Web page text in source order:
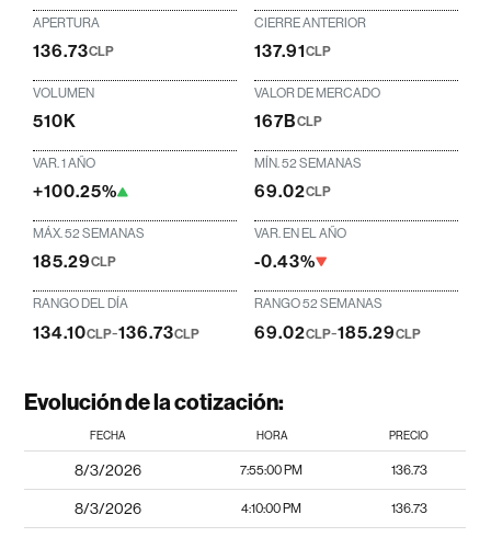
APERTURA
136.73CLP
CIERRE ANTERIOR
137.91CLP
VOLUMEN
510K
VALOR DE MERCADO
167BCLP
VAR. 1 AÑO
+100.25%
MÍN. 52 SEMANAS
69.02CLP
MÁX. 52 SEMANAS
185.29CLP
VAR. EN EL AÑO
-0.43%
RANGO DEL DÍA
134.10CLP-136.73CLP
RANGO 52 SEMANAS
69.02CLP-185.29CLP
Evolución de la cotización:
FECHA HORA PRECIO
8/3/2026 7:55:00 PM 136.73
8/3/2026 4:10:00 PM 136.73